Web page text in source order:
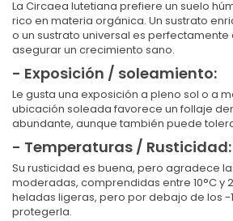
La Circaea lutetiana prefiere un suelo
rico en materia orgánica. Un sustrato
o un sustrato universal es
asegurar un crecimiento sano.
- Exposición / soleamiento:
Le gusta una exposición a pleno sol o a
ubicación soleada favorece un follaje
abundante, aunque también puede
- Temperaturas / Rusticidad:
Su rusticidad es buena, pero agradece
moderadas, comprendidas entre 10°C y
heladas ligeras, pero por debajo de los -
protegerla.